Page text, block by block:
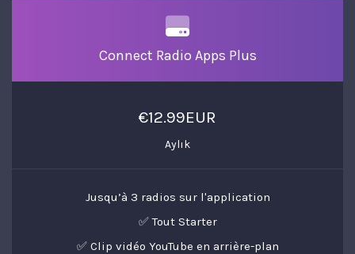
Connect Radio Apps Plus
€12.99EUR
Aylık
Jusqu’à 3 radios sur l'application
✅ Tout Starter
✅ Clip vidéo YouTube en arrière-plan